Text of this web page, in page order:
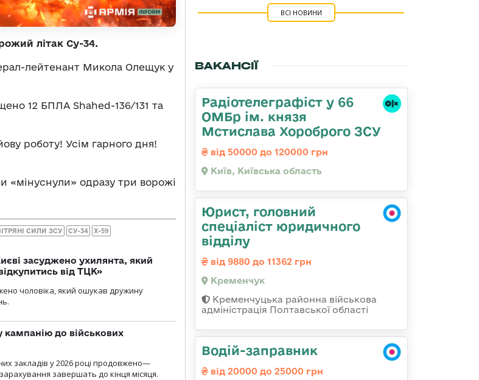
літак Су-34.
лейтенант Микола Олещук у
12 БПЛА Shahed-136/131 та
роботу! Усім гарного дня!
«мінуснули» одразу три ворожі
СИЛИ ЗСУ СУ-34 Х-59
засуджено ухилянта, який
від ТЦК»
чоловіка, який ошукав дружину
до військових
закладів у 2026 році продовжено—
завершать до кінця місяця.
ВСІ НОВИНИ
ВАКАНСІЇ
Радіотелеграфіст у 66
ОМБр ім. князя
Мстислава Хороброго ЗСУ
від 50000 до 120000 грн
Київ, Київська область
Юрист, головний
спеціаліст юридичного
відділу
від 9880 до 11362 грн
Кременчук
Кременчуцька районна військова
адміністрація Полтавської області
Водій-заправник
від 20000 до 25000 грн